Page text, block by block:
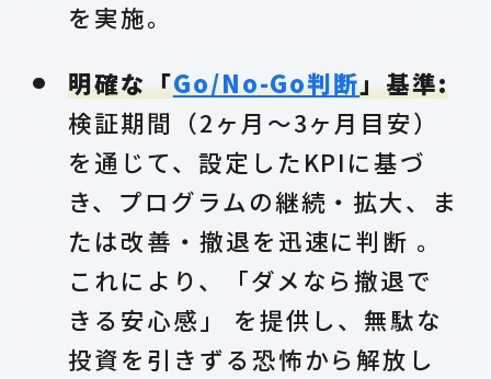
を実施。
明確な「Go/No-Go判断」基準:
検証期間（2ヶ月〜3ヶ月目安）
を通じて、設定したKPIに基づ
き、プログラムの継続・拡大、ま
たは改善・撤退を迅速に判断 。
これにより、「ダメなら撤退で
きる安心感」 を提供し、無駄な
投資を引きずる恐怖から解放し